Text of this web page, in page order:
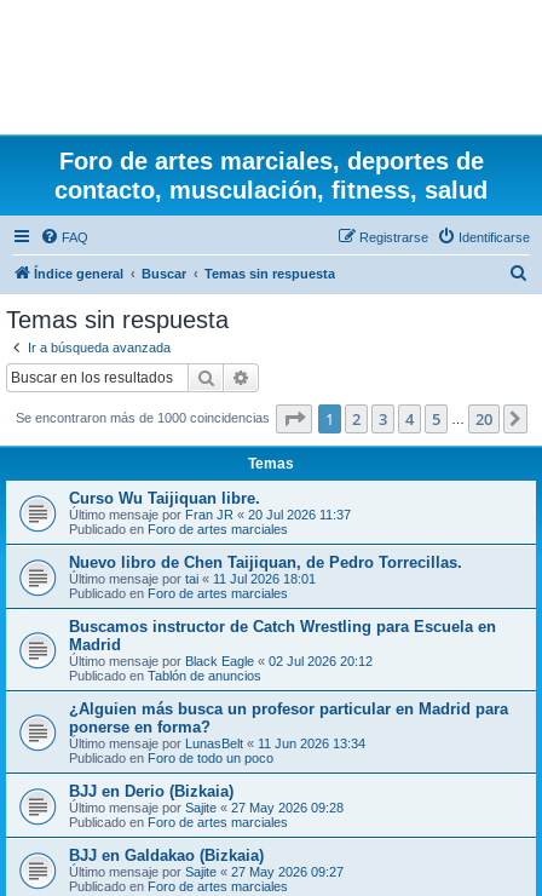
Foro de artes marciales, deportes de
contacto, musculación, fitness, salud
FAQ Identificarse
Registrarse
Índice general Buscar Temas sin respuesta
Temas sin respuesta
Ir a búsqueda avanzada
Buscar
Se encontraron más de 1000 coincidencias Página de 20
1 2 3 4 5 20
Temas
Curso Wu Taijiquan libre.
Último mensaje por Fran JR « 20 Jul 2026 11:37
Publicado en Foro de artes marciales
Nuevo libro de Chen Taijiquan, de Pedro Torrecillas.
Último mensaje por tai « 11 Jul 2026 18:01
Publicado en Foro de artes marciales
Buscamos instructor de Catch Wrestling para Escuela en
Madrid
Último mensaje por Black Eagle « 02 Jul 2026 20:12
Publicado en Tablón de anuncios
¿Alguien más busca un profesor particular en Madrid para
ponerse en forma?
Último mensaje por LunasBelt « 11 Jun 2026 13:34
Publicado en Foro de todo un poco
BJJ en Derio (Bizkaia)
Último mensaje por Sajite « 27 May 2026 09:28
Publicado en Foro de artes marciales
BJJ en Galdakao (Bizkaia)
Último mensaje por Sajite « 27 May 2026 09:27
Publicado en Foro de artes marciales